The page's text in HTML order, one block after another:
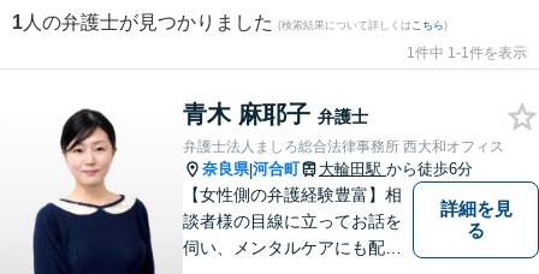
1 人の弁護士が見つかりました (検索結果について詳しくは こちら)
1件中 1-1件を表示
青木 麻耶子 弁護士
弁護士法人ましろ総合法律事務所 西大和オフィス
奈良県|河合町 大輪田駅 から徒歩6分
【女性側の弁護経験豊富】相
談者様の目線に立ってお話を
伺い、メンタルケアにも配慮
詳細を見
る